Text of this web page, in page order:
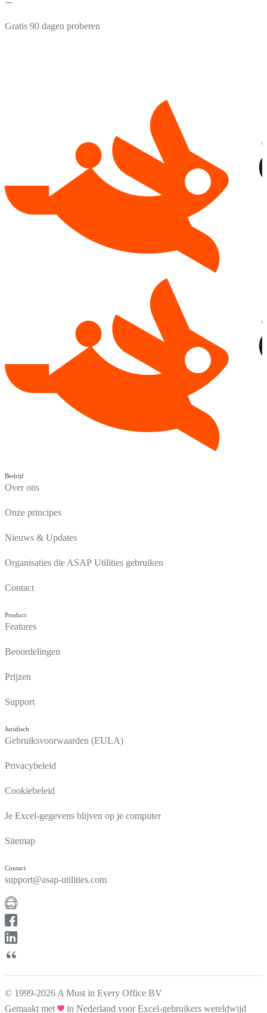
Gratis 90 dagen proberen
Bedrijf
Over ons
Onze principes
Nieuws & Updates
Organisaties die ASAP Utilities gebruiken
Contact
Product
Features
Beoordelingen
Prijzen
Support
Juridisch
Gebruiksvoorwaarden (EULA)
Privacybeleid
Cookiebeleid
Je Excel-gegevens blijven op je computer
Sitemap
Contact
support@asap-utilities.com
© 1999-2026 A Must in Every Office BV
Gemaakt met
in Nederland voor Excel-gebruikers wereldwijd